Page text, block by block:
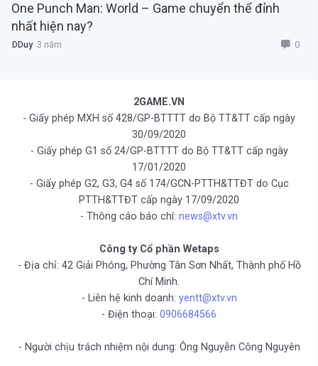
One Punch Man: World – Game chuyển thể đỉnh
nhất hiện nay?
DDuy3 năm 0
2GAME.VN
- Giấy phép MXH số 428/GP-BTTTT do Bộ TT&TT cấp ngày
30/09/2020
- Giấy phép G1 số 24/GP-BTTTT do Bộ TT&TT cấp ngày
17/01/2020
- Giấy phép G2, G3, G4 số 174/GCN-PTTH&TTĐT do Cục
PTTH&TTĐT cấp ngày 17/09/2020
- Thông cáo báo chí: news@xtv.vn
Công ty Cổ phần Wetaps
- Địa chỉ: 42 Giải Phóng, Phường Tân Sơn Nhất, Thành phố Hồ
Chí Minh.
- Liên hệ kinh doanh: yentt@xtv.vn
- Điện thoại: 0906684566
- Người chịu trách nhiệm nội dung: Ông Nguyễn Công Nguyên